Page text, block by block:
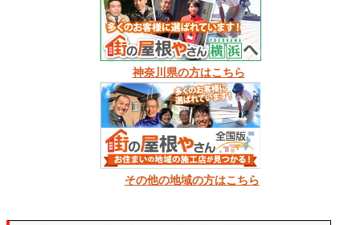
神奈川県の方はこちら
その他の地域の方はこちら